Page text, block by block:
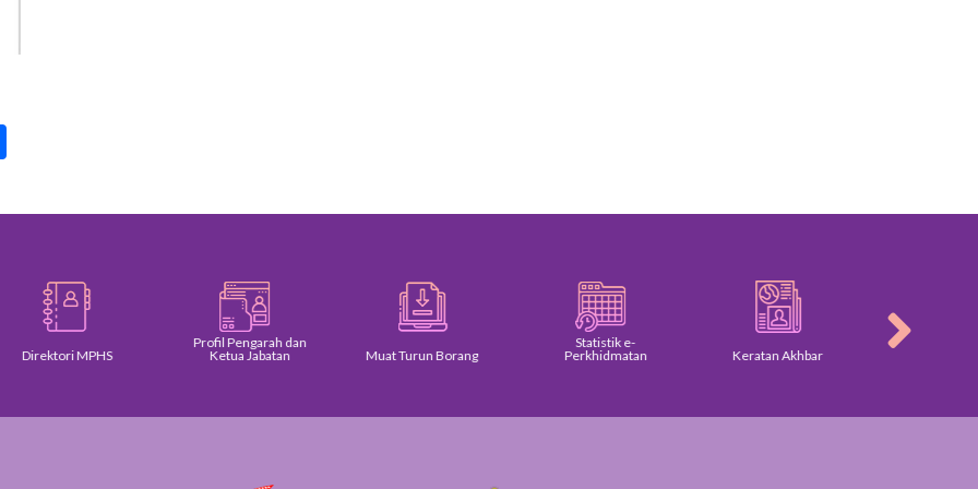
Direktori MPHS
Profil Pengarah dan
Ketua Jabatan
Muat Turun Borang
Statistik e-
Perkhidmatan
Keratan Akhbar